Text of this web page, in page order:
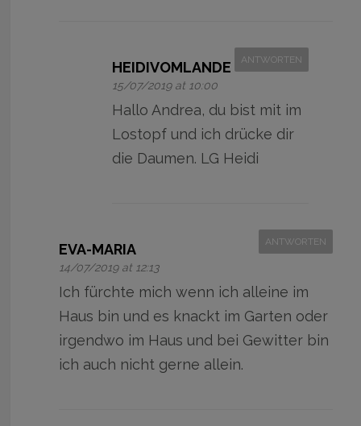
HEIDIVOMLANDE
15/07/2019 at 10:00
ANTWORTEN
Hallo Andrea, du bist mit im
Lostopf und ich drücke dir
die Daumen. LG Heidi
EVA-MARIA
14/07/2019 at 12:13
ANTWORTEN
Ich fürchte mich wenn ich alleine im
Haus bin und es knackt im Garten oder
irgendwo im Haus und bei Gewitter bin
ich auch nicht gerne allein.